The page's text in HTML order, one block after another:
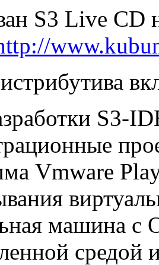
S3 Live CD
S3-
Vmware
машина
средой